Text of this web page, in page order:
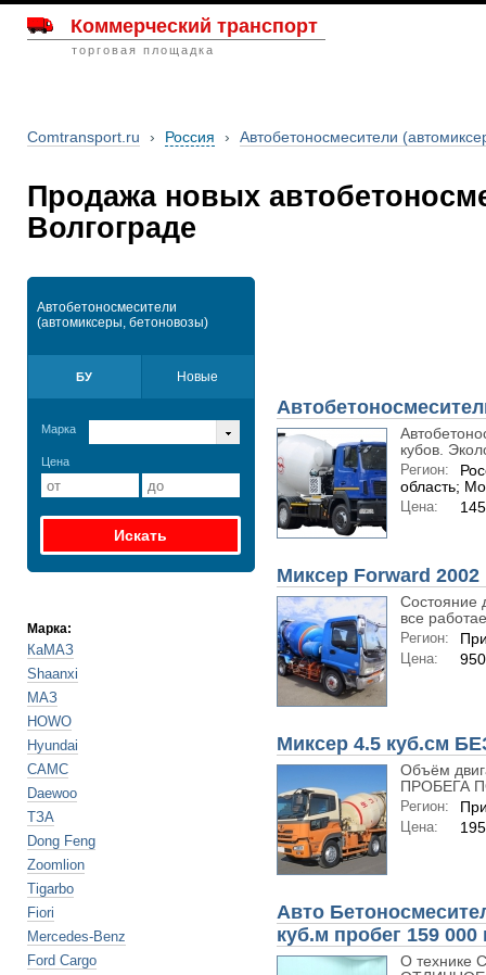
Коммерческий транспорт
торговая площадка
Comtransport.ru › Россия › Автобетоносмесители
Продажа новых
Волгограде
Автобетоносмесители
(автомиксеры, бетоновозы)
БУ Новые
Марка
Цена
Марка:
КаМАЗ
Shaanxi
МАЗ
HOWO
Hyundai
CAMC
Daewoo
ТЗА
Dong Feng
Zoomlion
Tigarbo
Fiori
Mercedes-Benz
Ford Cargo
кубов.
Регион:
область;
Цена:
Миксер Forward 2002
Состояние
все
Регион:
Цена:
Миксер 4.5 куб.см
Объём
ПРОБЕГА
Регион:
Цена:
Авто
куб.м пробег 159 000
О технике